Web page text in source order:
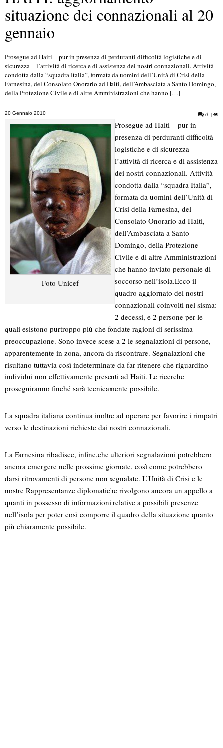
situazione dei connazionali al 20
gennaio
Prosegue ad Haiti – pur in presenza di perduranti difficoltà logistiche e di
sicurezza – l’attività di ricerca e di assistenza dei nostri connazionali. Attività
condotta dalla “squadra Italia”, formata da uomini dell’Unità di Crisi della
Farnesina, del Consolato Onorario ad Haiti, dell’Ambasciata a Santo Domingo,
della Protezione Civile e di altre Amministrazioni che hanno […]
20 Gennaio 2010 0 |
Foto Unicef
Prosegue ad Haiti – pur in
presenza di perduranti difficoltà
logistiche e di sicurezza –
l’attività di ricerca e di assistenza
dei nostri connazionali. Attività
condotta dalla “squadra Italia”,
formata da uomini dell’Unità di
Crisi della Farnesina, del
Consolato Onorario ad Haiti,
dell’Ambasciata a Santo
Domingo, della Protezione
Civile e di altre Amministrazioni
che hanno inviato personale di
soccorso nell’isola.Ecco il
quadro aggiornato dei nostri
connazionali coinvolti nel sisma:
2 decessi, e 2 persone per le
quali esistono purtroppo più che fondate ragioni di serissima
preoccupazione. Sono invece scese a 2 le segnalazioni di persone,
apparentemente in zona, ancora da riscontrare. Segnalazioni che
risultano tuttavia così indeterminate da far ritenere che riguardino
individui non effettivamente presenti ad Haiti. Le ricerche
proseguiranno finché sarà tecnicamente possibile.
La squadra italiana continua inoltre ad operare per favorire i rimpatri
verso le destinazioni richieste dai nostri connazionali.
La Farnesina ribadisce, infine,che ulteriori segnalazioni potrebbero
ancora emergere nelle prossime giornate, così come potrebbero
darsi ritrovamenti di persone non segnalate. L’Unità di Crisi e le
nostre Rappresentanze diplomatiche rivolgono ancora un appello a
quanti in possesso di informazioni relative a possibili presenze
nell’isola per poter così comporre il quadro della situazione quanto
più chiaramente possibile.